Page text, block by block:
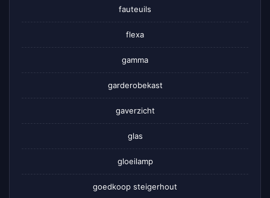
fauteuils
flexa
gamma
garderobekast
gaverzicht
glas
gloeilamp
goedkoop steigerhout